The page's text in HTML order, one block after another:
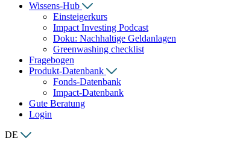
Wissens-Hub
Einsteigerkurs
Impact Investing Podcast
Doku: Nachhaltige Geldanlagen
Greenwashing checklist
Fragebogen
Produkt-Datenbank
Fonds-Datenbank
Impact-Datenbank
Gute Beratung
Login
DE